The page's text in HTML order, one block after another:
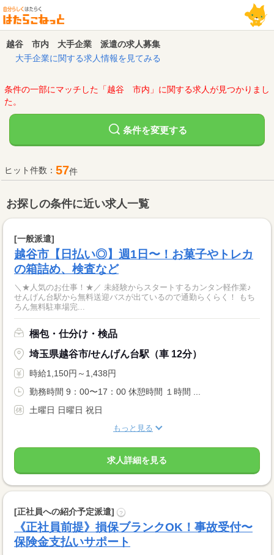
越谷 市内 大手企業 派遣の求人募集
大手企業に関する求人情報を見てみる
条件の一部にマッチした「越谷 市内」に関する求人が見つかりまし
た。
条件を変更する
ヒット件数： 57件
お探しの条件に近い求人一覧
[一般派遣]
越谷市【日払い◎】週1日〜！お菓子やトレカ
の箱詰め、検査など
＼★人気のお仕事！★／ 未経験からスタートするカンタン軽作業♪
せんげん台駅から無料送迎バスが出ているので通勤らくらく！ もち
ろん無料駐車場完...
梱包・仕分け・検品
埼玉県越谷市/せんげん台駅（車 12分）
時給1,150円～1,438円
勤務時間 9：00〜17：00 休憩時間 １時間 ...
土曜日 日曜日 祝日
もっと見る
求人詳細を見る
[正社員への紹介予定派遣] ?
《正社員前提》損保ブランクOK！事故受付〜
保険金支払いサポート